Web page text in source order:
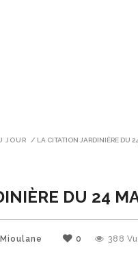
JOUR / LA CITATION JARDINIÈRE DU
DU 24
0 388